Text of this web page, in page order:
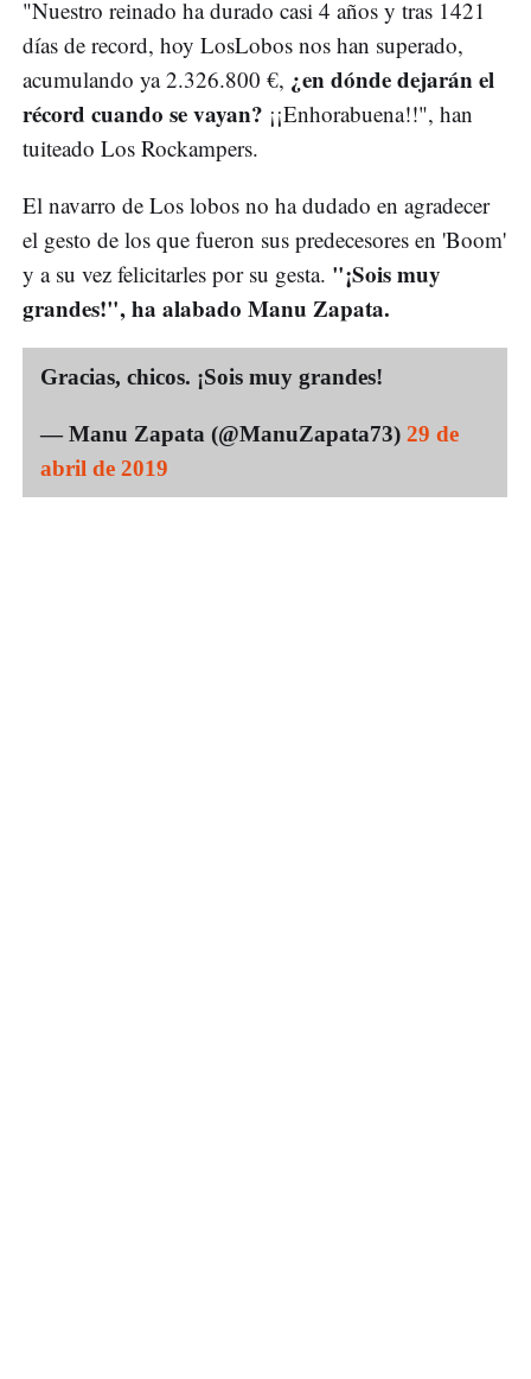
"Nuestro reinado ha durado casi 4 años y tras 1421
días de record, hoy LosLobos nos han superado,
acumulando ya 2.326.800 €, ¿en dónde dejarán el
récord cuando se vayan? ¡¡Enhorabuena!!", han
tuiteado Los Rockampers.
El navarro de Los lobos no ha dudado en agradecer
el gesto de los que fueron sus predecesores en 'Boom'
y a su vez felicitarles por su gesta. "¡Sois muy
grandes!", ha alabado Manu Zapata.
Gracias, chicos. ¡Sois muy grandes!
— Manu Zapata (@ManuZapata73) 29 de
abril de 2019